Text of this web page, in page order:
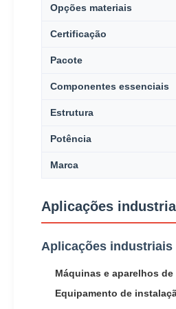
Opções materiais
Certificação
Pacote
Componentes essenciais
Estrutura
Potência
Marca
Aplicações
Aplicações industriais
Máquinas e aparelhos
Equipamento de